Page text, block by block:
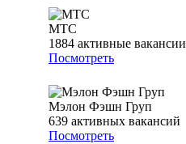
МТС
1884 активные вакансии
Посмотреть
Мэлон Фэшн Груп
639 активных вакансий
Посмотреть